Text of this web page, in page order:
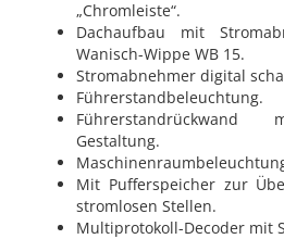
„Chromleiste“.
Dachaufbau mit
Wanisch-Wippe WB 15.
Stromabnehmer digital
Führerstandbeleuchtung.
Führerstandrückwand
Gestaltung.
Mit Pufferspeicher zur
stromlosen Stellen.
Multiprotokoll-Decoder mit